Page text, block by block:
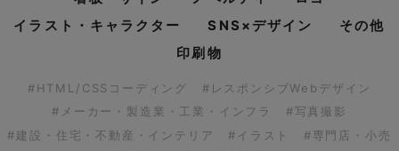
イラスト・キャラクター
SNS×デザイン
その他
印刷物
#HTML/CSSコーディング
#レスポンシブWebデザイン
#メーカー・製造業・工業・インフラ
#写真撮影
#建設・住宅・不動産・インテリア
#イラスト
#専門店・小売